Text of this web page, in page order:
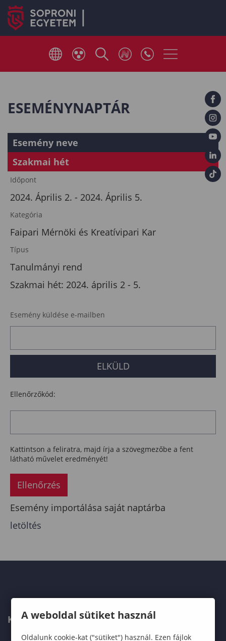
ESEMÉNYNAPTÁR
Esemény neve
Szakmai hét
Időpont
2024. Április 2. - 2024. Április 5.
Kategória
Faipari Mérnöki és Kreatívipari Kar
Típus
Tanulmányi rend
Szakmai hét: 2024. április 2 - 5.
Esemény küldése e-mailben
Ellenőrzőkód:
Kattintson a feliratra, majd írja a szövegmezőbe a fent
látható művelet eredményét!
Ellenőrzés
Esemény importálása saját naptárba
letöltés
KAPCSOLAT
A weboldal sütiket használ
Oldalunk cookie-kat ("sütiket") használ. Ezen fájlok